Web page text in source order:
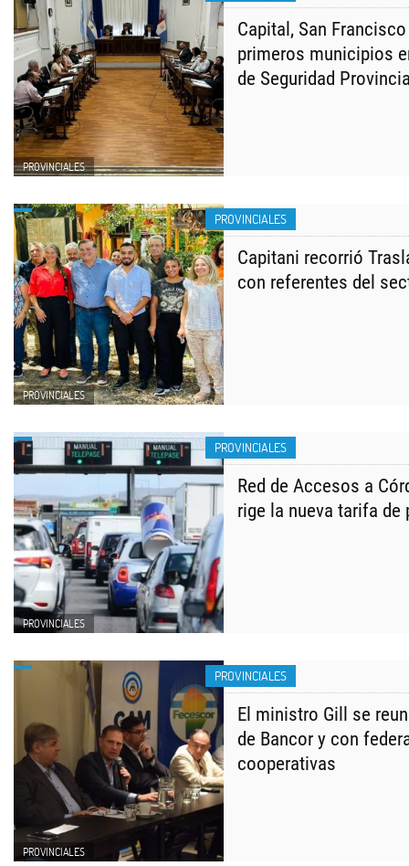
PROVINCIALES
Capital, San
primeros municipios
de Seguridad
PROVINCIALES
PROVINCIALES
Capitani recorrió
con referentes del
PROVINCIALES
PROVINCIALES
Red de Accesos a
rige la nueva tarifa de
PROVINCIALES
PROVINCIALES
El ministro Gill se
de Bancor y con
cooperativas